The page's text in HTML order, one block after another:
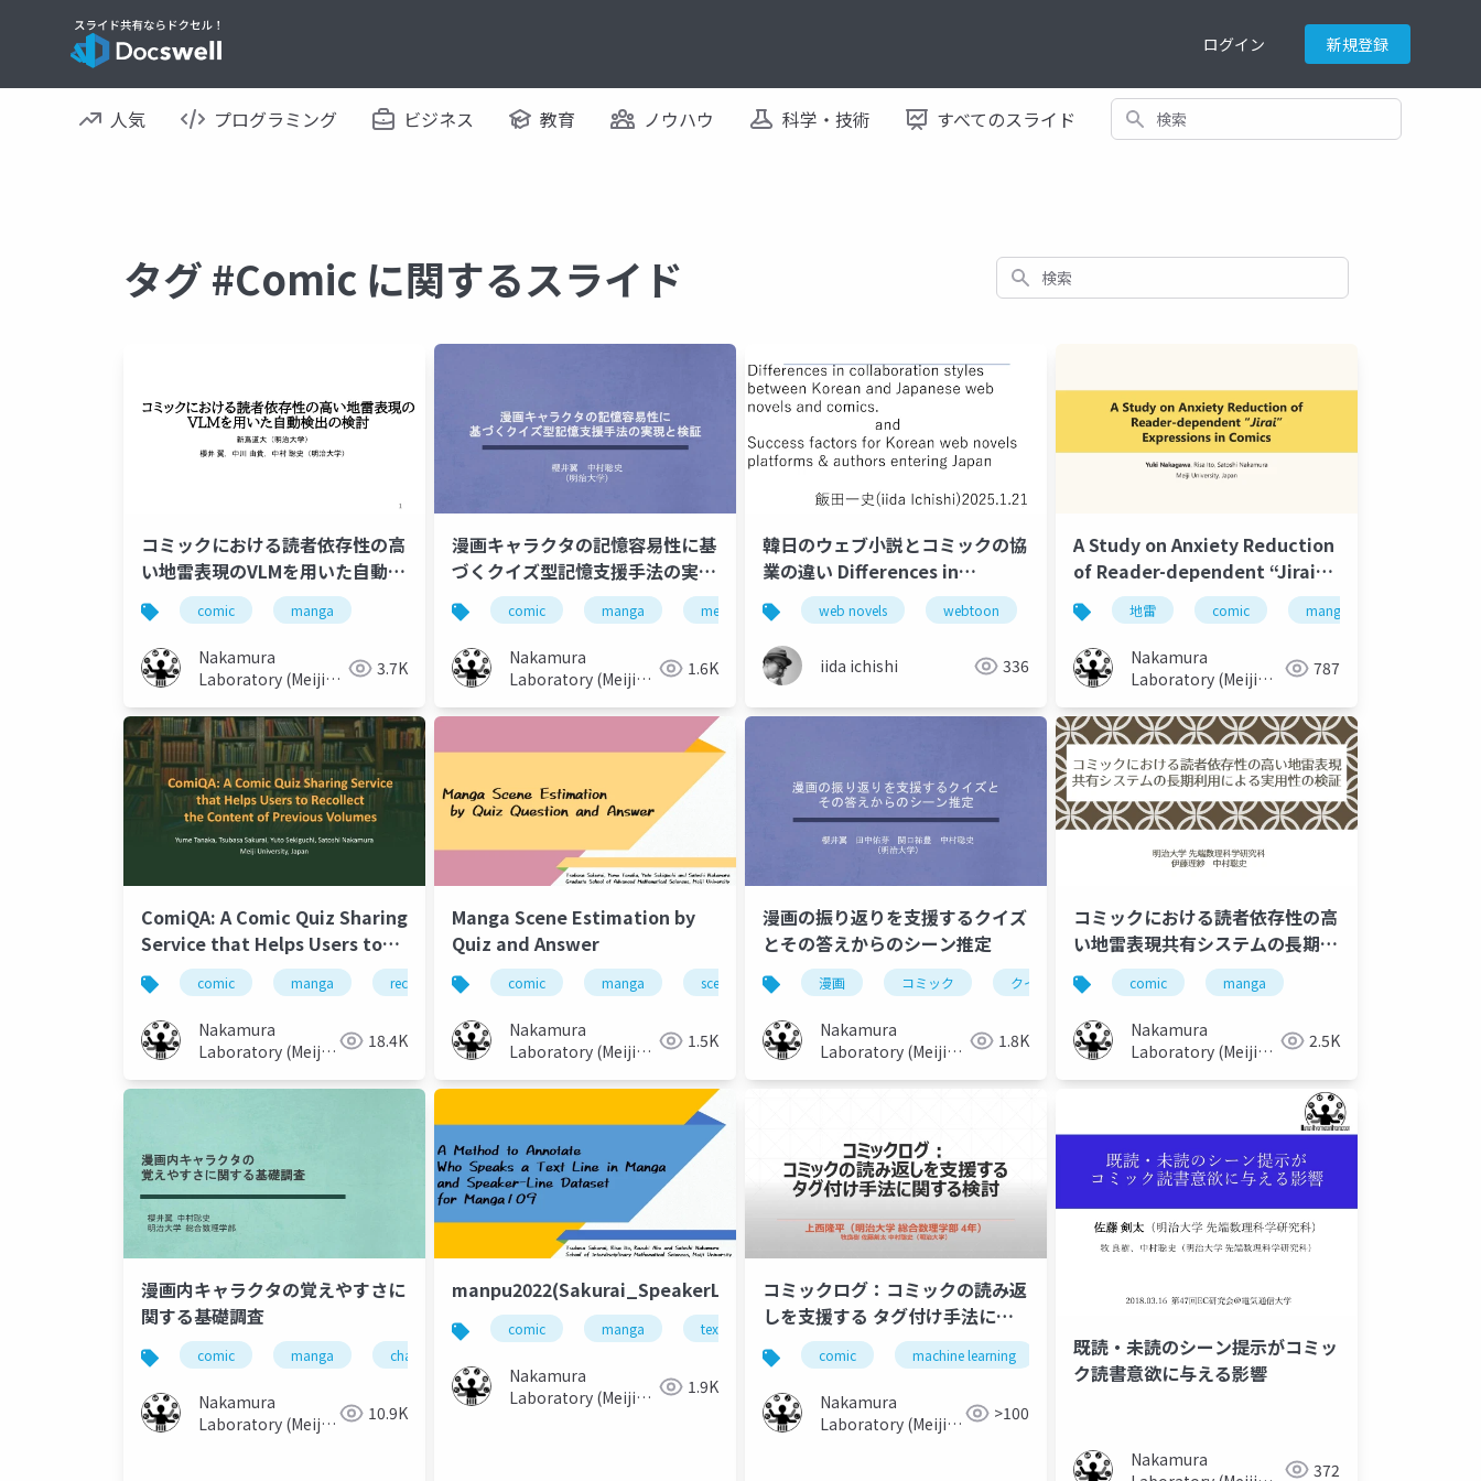
ログイン 新規登録
人気 プログラミング ビジネス 教育 ノウハウ 科学・技術 すべてのスライド 検索
タグ #Comic に関するスライド 検索
コミックにおける読者依存性の高
い地雷表現のVLMを用いた自動検
出の検討comic manga
Nakamura
Laboratory (Meiji
3.7K
漫画キャラクタの記憶容易性に基
づくクイズ型記憶支援手法の実現
と検証comic manga memory character quiz reading
Nakamura
Laboratory (Meiji
1.6K
韓日のウェブ小説とコミックの協
業の違い Differences in
collaboration styles between
Korean and Japanese web
novels and comics. and
Success factors for Korean
web novels platforms &
web novels webtoon comic manga ip マンガ
iida ichishi 336
A Study on Anxiety Reduction
of Reader-dependent “Jirai”
Expressions in Comics
地雷 comic manga
Nakamura
Laboratory (Meiji
787
ComiQA: A Comic Quiz Sharing
Service that Helps Users to
Recollect the Content of
Previous Volumes
comic manga recollection qa service
Nakamura
Laboratory (Meiji
18.4K
Manga Scene Estimation by
Quiz and Answer
comic manga scene estimation quiz gpt
Nakamura
Laboratory (Meiji
1.5K
漫画の振り返りを支援するクイズ
とその答えからのシーン推定
漫画 コミック クイズ 記憶 manga
Nakamura
Laboratory (Meiji
1.8K
コミックにおける読者依存性の高
い地雷表現共有システムの長期利
用による実用性の検証
comic manga
Nakamura
Laboratory (Meiji
2.5K
漫画内キャラクタの覚えやすさに
関する基礎調査
comic manga character
Nakamura
Laboratory (Meiji
10.9K
manpu2022(Sakurai_SpeakerLineDataset)
comic manga text line speaker-line dataset
Nakamura
Laboratory (Meiji
1.9K
コミックログ：コミックの読み返
しを支援する タグ付け手法に関
する検討comic machine learning manga rereading
Nakamura
Laboratory (Meiji
>100
既読・未読のシーン提示がコミッ
ク読書意欲に与える影響
Nakamura
372